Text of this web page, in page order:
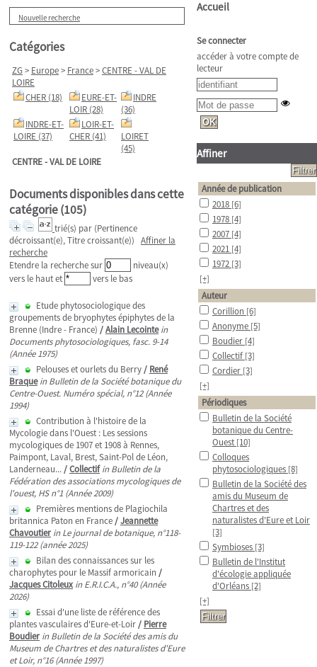
Nouvelle recherche
Catégories
ZG > Europe> France>CENTRE - VAL DE
LOIRE
CHER (18)
EURE-ET-
LOIR (28)
INDRE
(36)
INDRE-ET-
LOIRE (37)
LOIR-ET-
CHER (41)
LOIRET
(45)
CENTRE - VAL DE LOIRE
Documents disponibles dans cette
catégorie (105)
trié(s) par (Pertinence
décroissant(e), Titre croissant(e)) Affiner la
recherche
Etendre la recherche sur
niveau(x)
vers le haut et
vers le bas
Etude phytosociologique des
groupements de bryophytes épiphytes de la
Brenne (Indre - France) /Alain Lecointe in
Documents phytosociologiques, fasc. 9-14
(Année 1975)
Pelouses et ourlets du Berry/ René
Braque in Bulletin de la Société botanique du
Centre-Ouest. Numéro spécial, n°12 (Année
1994)
Contribution à l'histoire de la
Mycologie dans l'Ouest : Les sessions
mycologiques de 1907 et 1908 à Rennes,
Paimpont, Laval, Brest, Saint-Pol de Léon,
Landerneau.../Collectif in Bulletin de la
Fédération des associations mycologiques de
l'ouest, HS n°1 (Année 2009)
Premières mentions de Plagiochila
britannica Paton en France/Jeannette
Chavoutier in Le journal de botanique, n°118-
119-122 (année 2025)
Bilan des connaissances sur les
charophytes pour le Massif armoricain /
Jacques Citoleux in E.R.I.C.A., n°40 (Année
2026)
Essai d'une liste de référence des
plantes vasculaires d'Eure-et-Loir/ Pierre
Boudier in Bulletin de la Société des amis du
Museum de Chartres et des naturalistes d'Eure
et Loir, n°16 (Année 1997)
Accueil
Se connecter
accéder à votre compte de
lecteur
Affiner
Année de publication
2018 [6]
1978 [4]
2007 [4]
2021 [4]
1972 [3]
[+]
Auteur
Corillion [6]
Anonyme [5]
Boudier [4]
Collectif [3]
Cordier [3]
[+]
Périodiques
Bulletin de la Société
botanique du Centre-
Ouest [10]
Colloques
phytosociologiques [8]
Bulletin de la Société des
amis du Museum de
Chartres et des
naturalistes d'Eure et Loir
[3]
Symbioses [3]
Bulletin de l'Institut
d'écologie appliquée
d'Orléans [2]
[+]